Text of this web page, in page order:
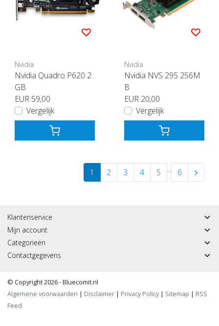
Nvidia
Nvidia Quadro P620 2
GB
EUR 59,00
Vergelijk
Nvidia
Nvidia NVS 295 256M
B
EUR 20,00
Vergelijk
1 2 3 4 5 ... 6
Klantenservice
Mijn account
Categorieën
Contactgegevens
© Copyright 2026 - Bluecomit.nl
Algemene voorwaarden | Disclaimer | Privacy Policy| Sitemap | RSS
Feed